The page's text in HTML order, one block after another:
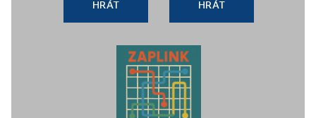
HRÁT HRÁT